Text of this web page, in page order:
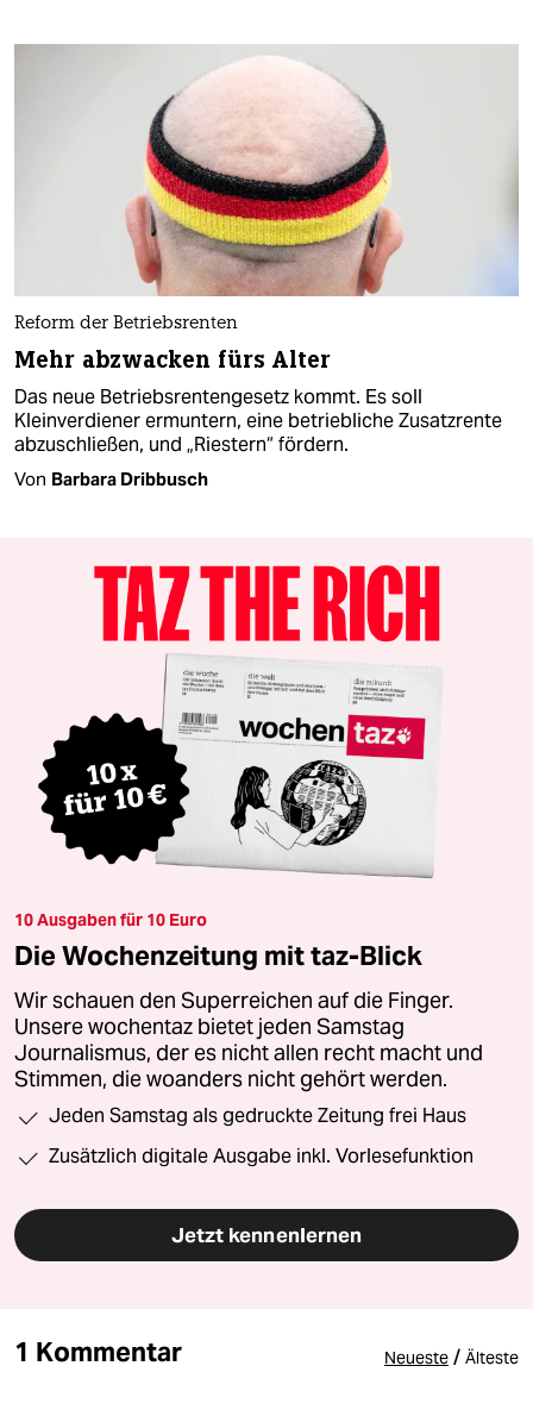
Reform der Betriebsrenten
Mehr abzwacken fürs Alter
Das neue Betriebsrentengesetz kommt. Es soll
Kleinverdiener ermuntern, eine betriebliche Zusatzrente
abzuschließen, und „Riestern“ fördern.
Von Barbara Dribbusch
10 Ausgaben für 10 Euro
Die Wochenzeitung mit taz-Blick
Wir schauen den Superreichen auf die Finger.
Unsere wochentaz bietet jeden Samstag
Journalismus, der es nicht allen recht macht und
Stimmen, die woanders nicht gehört werden.
Jeden Samstag als gedruckte Zeitung frei Haus
Zusätzlich digitale Ausgabe inkl. Vorlesefunktion
Jetzt kennenlernen
1 Kommentar Neueste / Älteste